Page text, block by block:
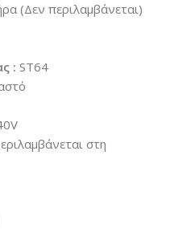
(Δεν περιλαμβάνεται)
: ST64
στη